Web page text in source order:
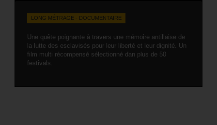
LONG MÉTRAGE - DOCUMENTAIRE
Une quête poignante à travers une mémoire antillaise de
la lutte des esclavisés pour leur liberté et leur dignité. Un
film multi récompensé sélectionné dan plus de 50
festivals.